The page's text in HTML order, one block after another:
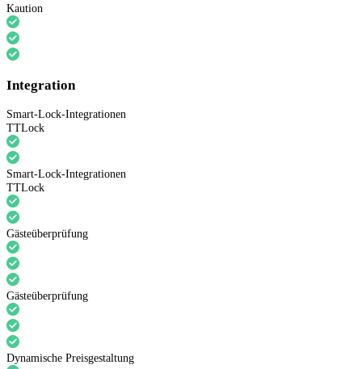
Kaution
Integration
Smart-Lock-Integrationen
TTLock
Smart-Lock-Integrationen
TTLock
Gästeüberprüfung
Gästeüberprüfung
Dynamische Preisgestaltung